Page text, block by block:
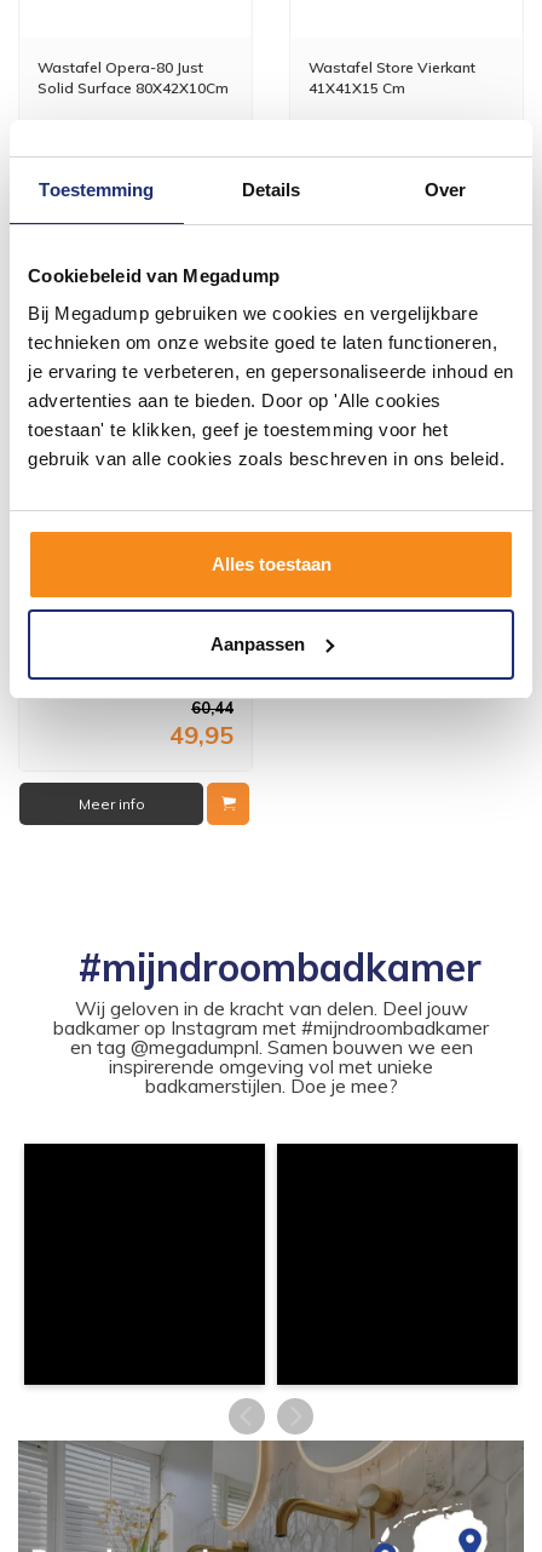
Toestemming Details Over
Cookiebeleid van Megadump
Bij Megadump gebruiken we cookies en vergelijkbare
technieken om onze website goed te laten functioneren,
je ervaring te verbeteren, en gepersonaliseerde inhoud en
advertenties aan te bieden. Door op 'Alle cookies
toestaan' te klikken, geef je toestemming voor het
gebruik van alle cookies zoals beschreven in ons beleid.
Alles toestaan
Aanpassen
Wastafel Opera-80 Just
Solid Surface 80X42X10Cm
Meer info
Wastafel Store Vierkant
41X41X15 Cm
Douchegoot 100X7
volgende werkdag in huis
60,44
49,95
Meer info
#mijndroombadkamer
Wij geloven in de kracht van delen. Deel jouw
badkamer op Instagram met #mijndroombadkamer
en tag @megadumpnl. Samen bouwen we een
inspirerende omgeving vol met unieke
badkamerstijlen. Doe je mee?